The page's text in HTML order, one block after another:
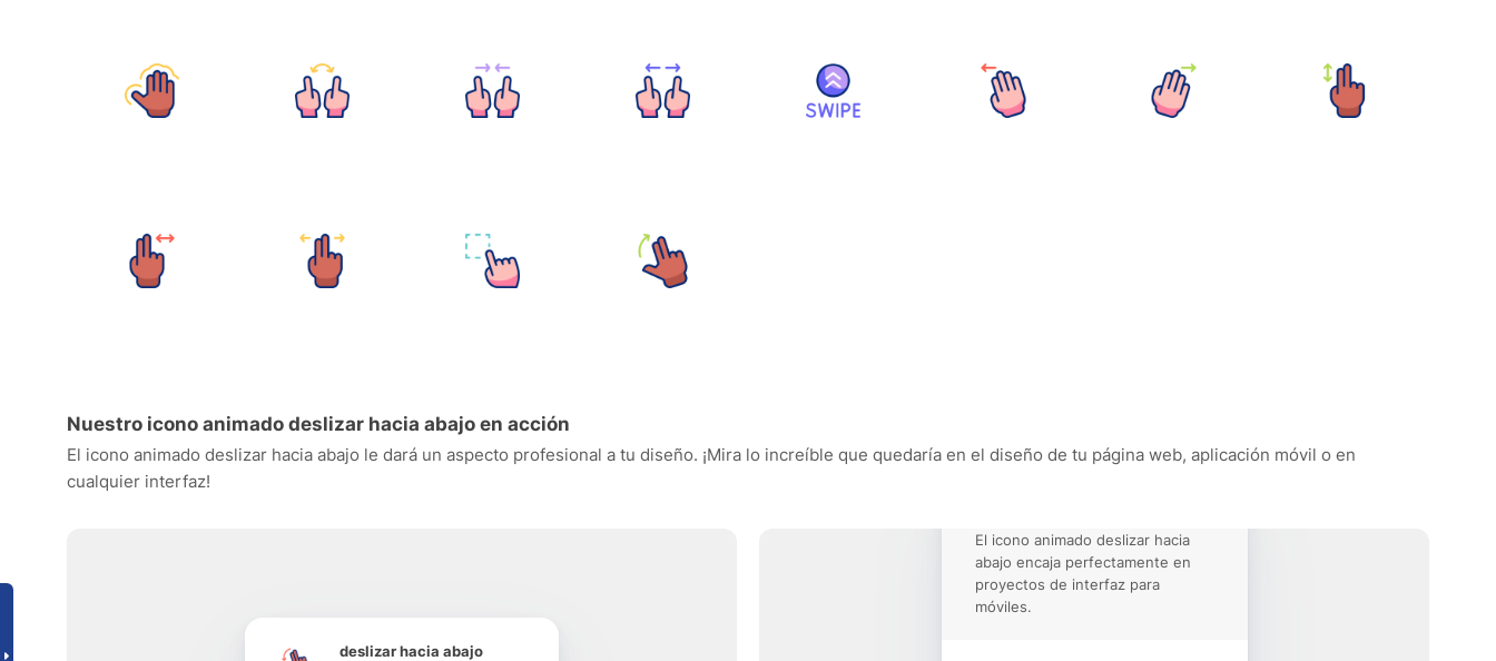
Nuestro icono animado deslizar hacia abajo en acción
El icono animado deslizar hacia abajo le dará un aspecto profesional a tu diseño. ¡Mira lo increíble que quedaría en el diseño de tu página web, aplicación móvil o en
cualquier interfaz!
deslizar hacia abajo
El icono animado deslizar hacia
abajo encaja perfectamente en
proyectos de interfaz para
móviles.